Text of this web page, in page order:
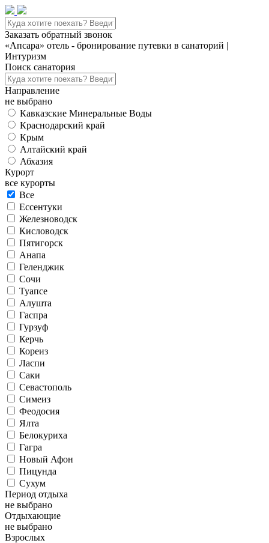
Заказать обратный звонок
«Апсара» отель - бронирование путевки в санаторий |
Интуризм
Поиск санатория
Направление
не выбрано
Кавказские Минеральные Воды
Краснодарский край
Крым
Алтайский край
Абхазия
Курорт
все курорты
Все
Ессентуки
Железноводск
Кисловодск
Пятигорск
Анапа
Геленджик
Сочи
Туапсе
Алушта
Гаспра
Гурзуф
Керчь
Кореиз
Ласпи
Саки
Севастополь
Симеиз
Феодосия
Ялта
Белокуриха
Гагра
Новый Афон
Пицунда
Сухум
Период отдыха
не выбрано
Отдыхающие
не выбрано
Взрослых